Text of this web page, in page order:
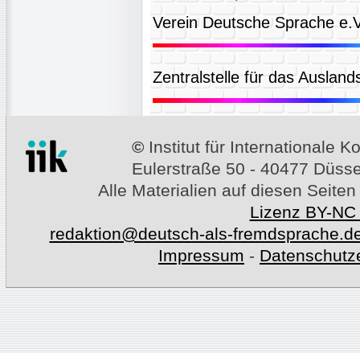
Verein Deutsche Sprache
Zentralstelle für das
© Institut für Internationale
Eulerstraße 50 - 40477
Alle Materialien auf diesen
Lizenz BY-
redaktion@deutsch-als-
Impressum -